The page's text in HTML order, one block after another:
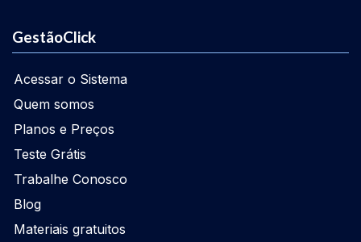
GestãoClick
Acessar o Sistema
Quem somos
Planos e Preços
Teste Grátis
Trabalhe Conosco
Blog
Materiais gratuitos